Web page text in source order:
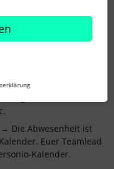
Abwesenheit”
geschätzte Start-
bitte immer
Die Abwesenheit ist
Euer Teamlead
Kalender.